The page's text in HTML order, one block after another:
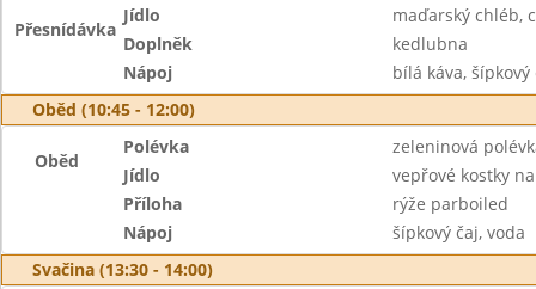
Přesnídávka
Jídlo
maďarský chléb,
Doplněk
kedlubna
Nápoj
bílá káva, šípkový
Oběd (10:45 - 12:00)
Oběd
Polévka
zeleninová
Jídlo
vepřové kostky
Příloha
rýže parboiled
Nápoj
šípkový čaj, voda
Svačina (13:30 - 14:00)